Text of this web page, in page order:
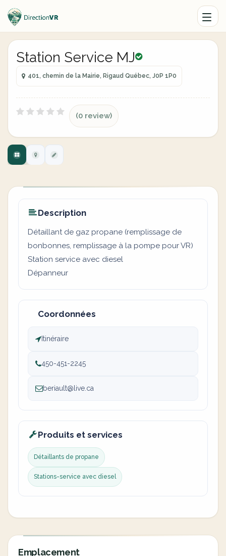
Station Service MJ
401, chemin de la Mairie, Rigaud Québec, J0P 1P0
(0 review)
Description
Détaillant de gaz propane (remplissage de
bonbonnes, remplissage à la pompe pour VR)
Station service avec diesel
Dépanneur
Coordonnées
Itinéraire
450-451-2245
beriault@live.ca
Produits et services
Détaillants de propane
Stations-service avec diesel
Emplacement